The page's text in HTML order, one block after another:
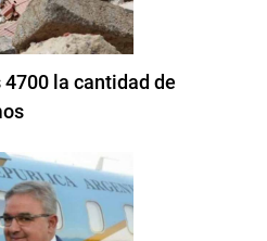
la cantidad de